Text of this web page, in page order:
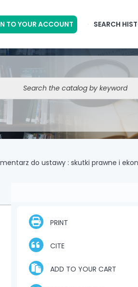
TO YOUR ACCOUNT SEARCH
do ustawy : skutki prawne i
PRINT
CITE
ADD TO YOUR CART